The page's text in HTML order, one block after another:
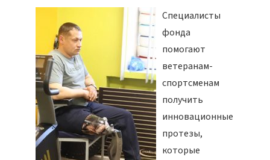
Специалисты
фонда
помогают
ветеранам-
спортсменам
получить
инновационные
протезы,
которые